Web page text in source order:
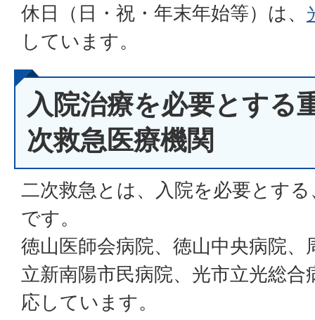
休日（日・祝・年末年始等）は、
しています。
入院治療を必要とする
次救急医療機関
二次救急とは、入院を必要とす
です。
徳山医師会病院、徳山中央病院、
立新南陽市民病院、光市立光総
応しています。